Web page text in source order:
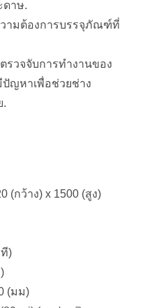
ดาษ.
ามต้องการบรรจุภัณฑ์ที่
รวจจับการทำงานของ
ญหาเพื่อช่วยช่าง
.
(กว้าง) x 1500 (สูง)
)
(มม)